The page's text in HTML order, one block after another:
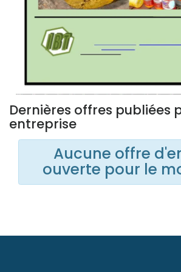
Dernières offres publiées
entreprise
Aucune offre
ouverte pour le